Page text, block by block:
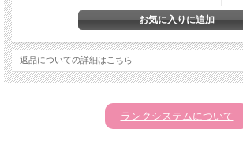
返品についての詳細はこちら
ランクシステムについて